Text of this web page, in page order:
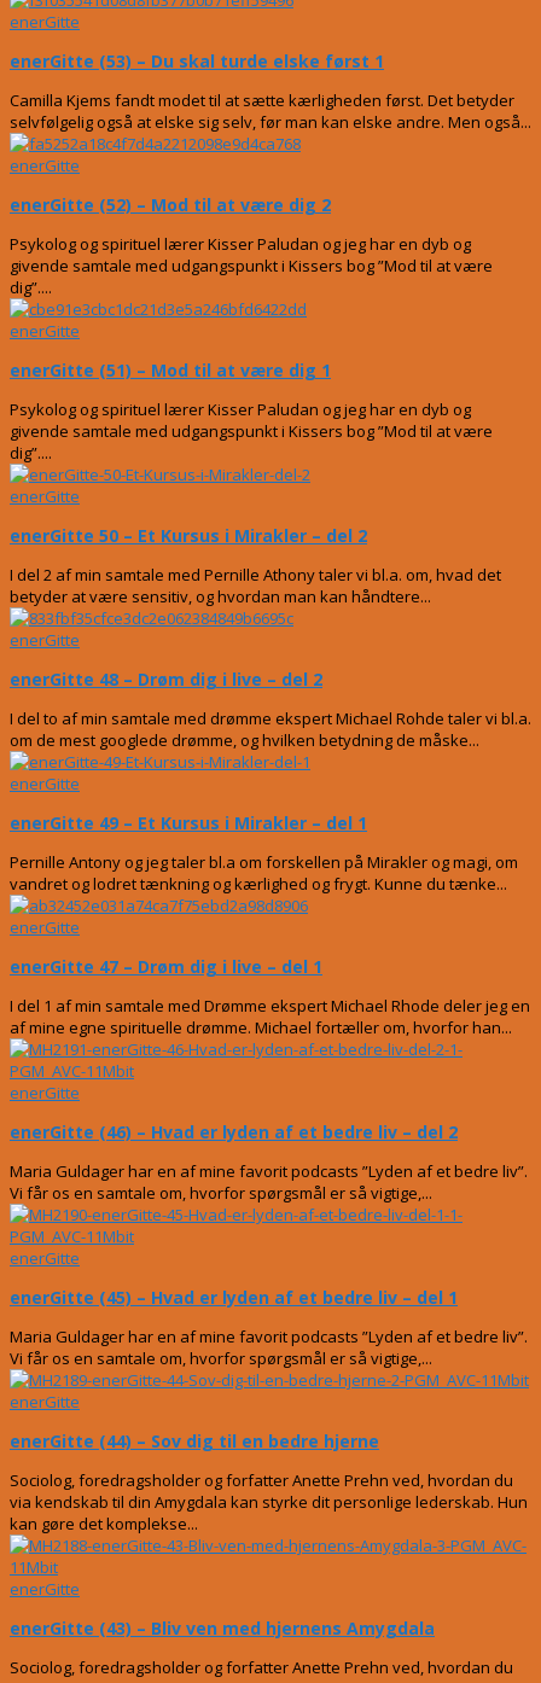
enerGitte
enerGitte (53) – Du skal turde elske først 1
Camilla Kjems fandt modet til at sætte kærligheden først. Det betyder
selvfølgelig også at elske sig selv, før man kan elske andre. Men også...
enerGitte
enerGitte (52) – Mod til at være dig 2
Psykolog og spirituel lærer Kisser Paludan og jeg har en dyb og
givende samtale med udgangspunkt i Kissers bog ”Mod til at være
dig”....
enerGitte
enerGitte (51) – Mod til at være dig 1
Psykolog og spirituel lærer Kisser Paludan og jeg har en dyb og
givende samtale med udgangspunkt i Kissers bog ”Mod til at være
dig”....
enerGitte
enerGitte 50 – Et Kursus i Mirakler – del 2
I del 2 af min samtale med Pernille Athony taler vi bl.a. om, hvad det
betyder at være sensitiv, og hvordan man kan håndtere...
enerGitte
enerGitte 48 – Drøm dig i live – del 2
I del to af min samtale med drømme ekspert Michael Rohde taler vi bl.a.
om de mest googlede drømme, og hvilken betydning de måske...
enerGitte
enerGitte 49 – Et Kursus i Mirakler – del 1
Pernille Antony og jeg taler bl.a om forskellen på Mirakler og magi, om
vandret og lodret tænkning og kærlighed og frygt. Kunne du tænke...
enerGitte
enerGitte 47 – Drøm dig i live – del 1
I del 1 af min samtale med Drømme ekspert Michael Rhode deler jeg en
af mine egne spirituelle drømme. Michael fortæller om, hvorfor han...
enerGitte
enerGitte (46) – Hvad er lyden af et bedre liv – del 2
Maria Guldager har en af mine favorit podcasts ”Lyden af et bedre liv”.
Vi får os en samtale om, hvorfor spørgsmål er så vigtige,...
enerGitte
enerGitte (45) – Hvad er lyden af et bedre liv – del 1
Maria Guldager har en af mine favorit podcasts ”Lyden af et bedre liv”.
Vi får os en samtale om, hvorfor spørgsmål er så vigtige,...
enerGitte
enerGitte (44) – Sov dig til en bedre hjerne
Sociolog, foredragsholder og forfatter Anette Prehn ved, hvordan du
via kendskab til din Amygdala kan styrke dit personlige lederskab. Hun
kan gøre det komplekse...
enerGitte
enerGitte (43) – Bliv ven med hjernens Amygdala
Sociolog, foredragsholder og forfatter Anette Prehn ved, hvordan du